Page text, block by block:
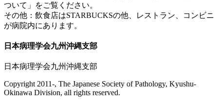
ついて」をご覧ください。
その他：飲食店はSTARBUCKSの他、レストラン、コンビニ
が病院内にあります。
日本病理学会九州沖縄支部
日本病理学会九州沖縄支部
Copyright 2011-, The Japanese Society of Pathology, Kyushu-
Okinawa Division, all rights reserved.